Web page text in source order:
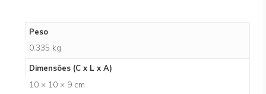
Peso
0.335 kg
Dimensões (C x L x A)
10 × 10 × 9 cm